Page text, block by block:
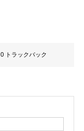
0 トラックバック